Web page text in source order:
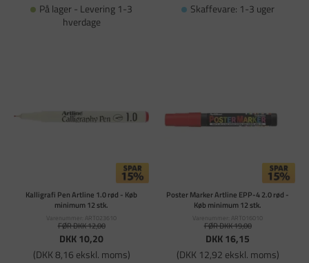
På lager - Levering 1-3
hverdage
Skaffevare: 1-3 uger
Kalligrafi Pen Artline 1.0 rød - Køb
minimum 12 stk.
Varenummer: ART023610
FØR DKK 12,00
DKK 10,20
(DKK 8,16 ekskl. moms)
Poster Marker Artline EPP-4 2.0 rød -
Køb minimum 12 stk.
Varenummer: ART016010
FØR DKK 19,00
DKK 16,15
(DKK 12,92 ekskl. moms)